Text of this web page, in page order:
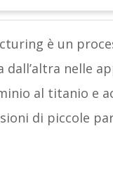
è un
dall’altra nelle
al titanio e
di piccole